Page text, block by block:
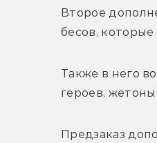
Второе
бесов,
Также в него
героев,
Предзаказ